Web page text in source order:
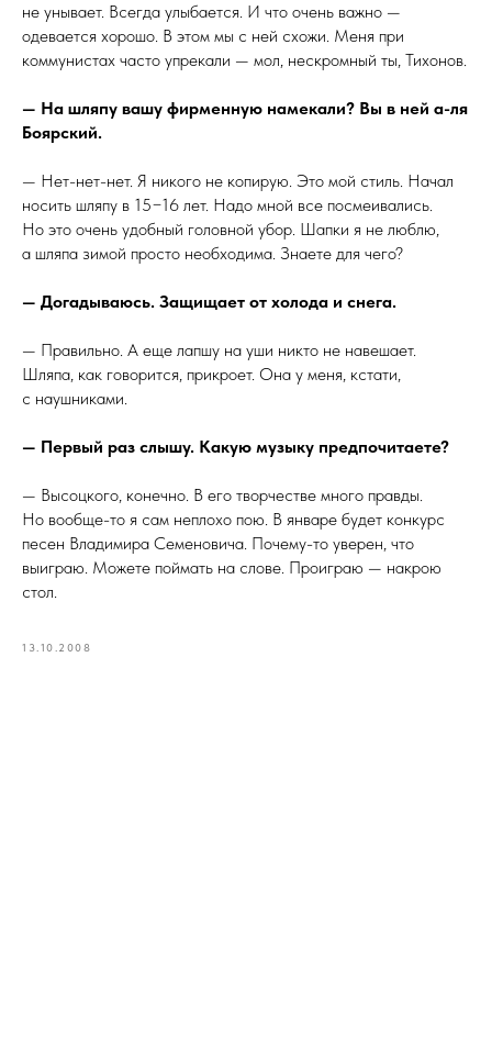
не унывает. Всегда улыбается. И что очень важно —
одевается хорошо. В этом мы с ней схожи. Меня при
коммунистах часто упрекали — мол, нескромный ты, Тихонов.
— На шляпу вашу фирменную намекали? Вы в ней а-ля
Боярский.
— Нет-нет-нет. Я никого не копирую. Это мой стиль. Начал
носить шляпу в 15−16 лет. Надо мной все посмеивались.
Но это очень удобный головной убор. Шапки я не люблю,
а шляпа зимой просто необходима. Знаете для чего?
— Догадываюсь. Защищает от холода и снега.
— Правильно. А еще лапшу на уши никто не навешает.
Шляпа, как говорится, прикроет. Она у меня, кстати,
с наушниками.
— Первый раз слышу. Какую музыку предпочитаете?
— Высоцкого, конечно. В его творчестве много правды.
Но вообще-то я сам неплохо пою. В январе будет конкурс
песен Владимира Семеновича. Почему-то уверен, что
выиграю. Можете поймать на слове. Проиграю — накрою
стол.
13.10.2008